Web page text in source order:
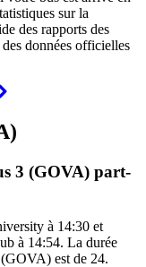
sur la
des rapports des
données officielles
3 (GOVA) part-
à 14:30 et
à 14:54. La durée
est de 24.